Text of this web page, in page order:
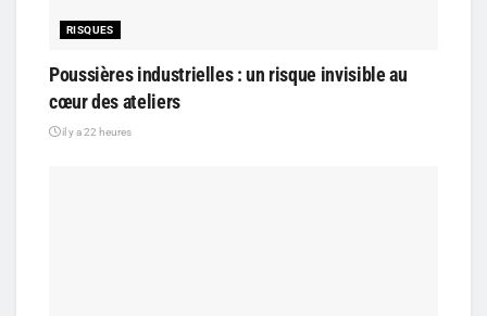
RISQUES
Poussières industrielles : un risque invisible au
cœur des ateliers
il y a 22 heures